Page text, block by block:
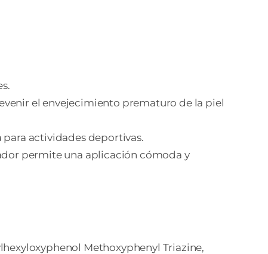
el envejecimiento prematuro de la piel
para actividades deportivas.
permite una aplicación cómoda y
Methoxyphenyl Triazine,